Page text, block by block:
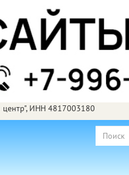
ИНН 4817003180